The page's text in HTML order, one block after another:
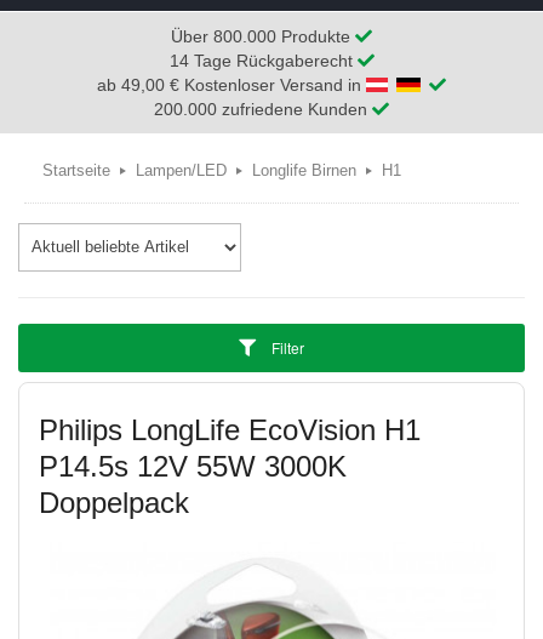
Über 800.000 Produkte
14 Tage Rückgaberecht
ab 49,00 € Kostenloser Versand in
200.000 zufriedene Kunden
Startseite Lampen/LED Longlife Birnen H1
Filter
Philips LongLife EcoVision H1
P14.5s 12V 55W 3000K
Doppelpack